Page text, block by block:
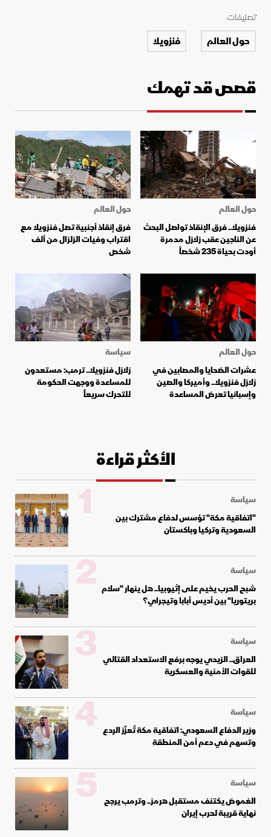
تصنيفات
حول العالم فنزويلا
قصص قد تهمك
حول العالم
فنزويلا.. فرق الإنقاذ تواصل البحث
عن الناجين عقب زلازل مدمرة
أودت بحياة 235 شخصاً
حول العالم
فرق إنقاذ أجنبية تصل فنزويلا مع
اقتراب وفيات الزلزال من ألف
شخص
حول العالم
عشرات الضحايا والمصابين في
زلازل فنزويلا.. وأميركا والصين
وإسبانيا تعرض المساعدة
سياسة
زلازل فنزويلا.. ترمب: مستعدون
للمساعدة ووجهت الحكومة
للتحرك سريعاً
الأكثر قراءة
سياسة
"اتفاقية مكة" تؤسس لدفاع مشترك بين
السعودية وتركيا وباكستان
1
سياسة
شبح الحرب يخيم على إثيوبيا.. هل ينهار "سلام
بريتوريا" بين أديس أبابا وتيجراي؟
2
سياسة
العراق.. الزيدي يوجه برفع الاستعداد القتالي
للقوات الأمنية والعسكرية
3
سياسة
وزير الدفاع السعودي: اتفاقية مكة تُعزّز الردع
وتسهم في دعم أمن المنطقة
4
سياسة
الغموض يكتنف مستقبل هرمز.. وترمب يرجح
نهاية قريبة لحرب إيران
5